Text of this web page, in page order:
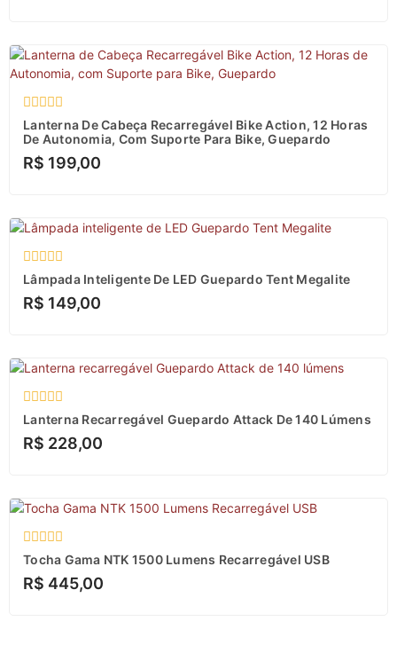
Avaliação
0
de
5
Lanterna De Cabeça Recarregável Bike Action, 12 Horas
De Autonomia, Com Suporte Para Bike, Guepardo
R$ 199,00
Avaliação
de
Lâmpada Inteligente De LED Guepardo Tent Megalite
R$ 149,00
Avaliação
de
Lanterna Recarregável Guepardo Attack De 140 Lúmens
R$ 228,00
Avaliação
de
Tocha Gama NTK 1500 Lumens Recarregável USB
R$ 445,00